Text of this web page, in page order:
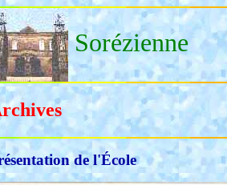
Sorézienne
de l'École